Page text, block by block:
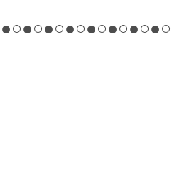
●○●○●○●○●○●○●○●○